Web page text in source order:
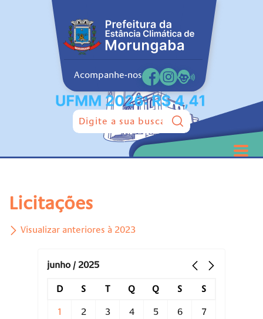
Acompanhe-nos
Pesquisar:
Licitações
Visualizar anteriores à 2023
junho / 2025
D S T Q Q S S
1 2 3 4 5 6 7